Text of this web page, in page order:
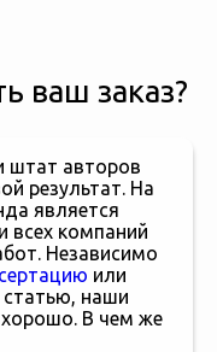
ваш заказ?
штат авторов
результат. На
является
всех компаний
Независимо
или
статью, наши
В чем же